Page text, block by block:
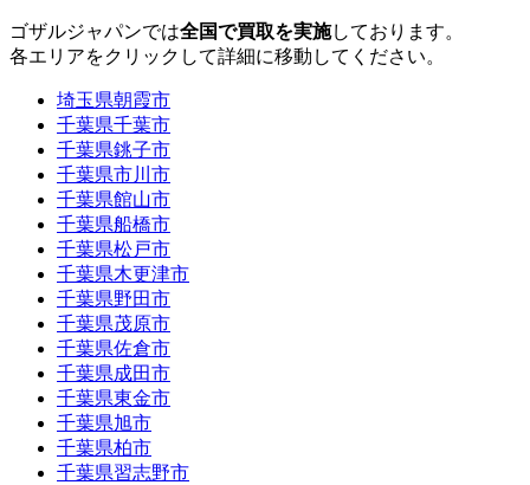
ゴザルジャパンでは全国で買取を実施しております。
各エリアをクリックして詳細に移動してください。
埼玉県朝霞市
千葉県千葉市
千葉県銚子市
千葉県市川市
千葉県館山市
千葉県船橋市
千葉県松戸市
千葉県木更津市
千葉県野田市
千葉県茂原市
千葉県佐倉市
千葉県成田市
千葉県東金市
千葉県旭市
千葉県柏市
千葉県習志野市